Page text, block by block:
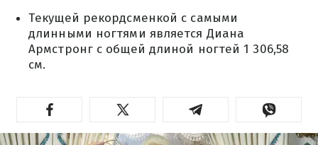
Текущей рекордсменкой с самыми
длинными ногтями является Диана
Армстронг с общей длиной ногтей 1 306,58
см.